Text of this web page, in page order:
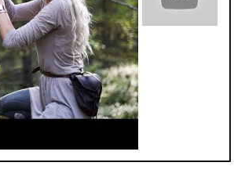
hàng...
Cách Vệ Sinh Trần
Nhà Thạch Cao Của
Chuyên Gia
Cách vệ sinh trần nhà
thạch cao đúng đắn
và hiệu quả có phải...
Phù Điêu Và Những
Thực Trong Đời
Sống Thường Ngày